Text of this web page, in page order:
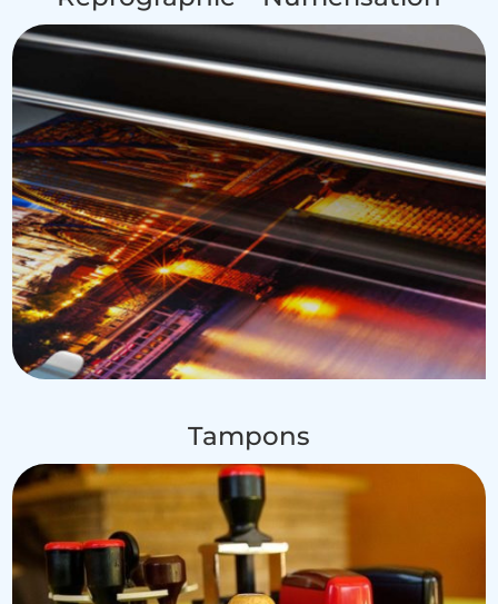
Tampons